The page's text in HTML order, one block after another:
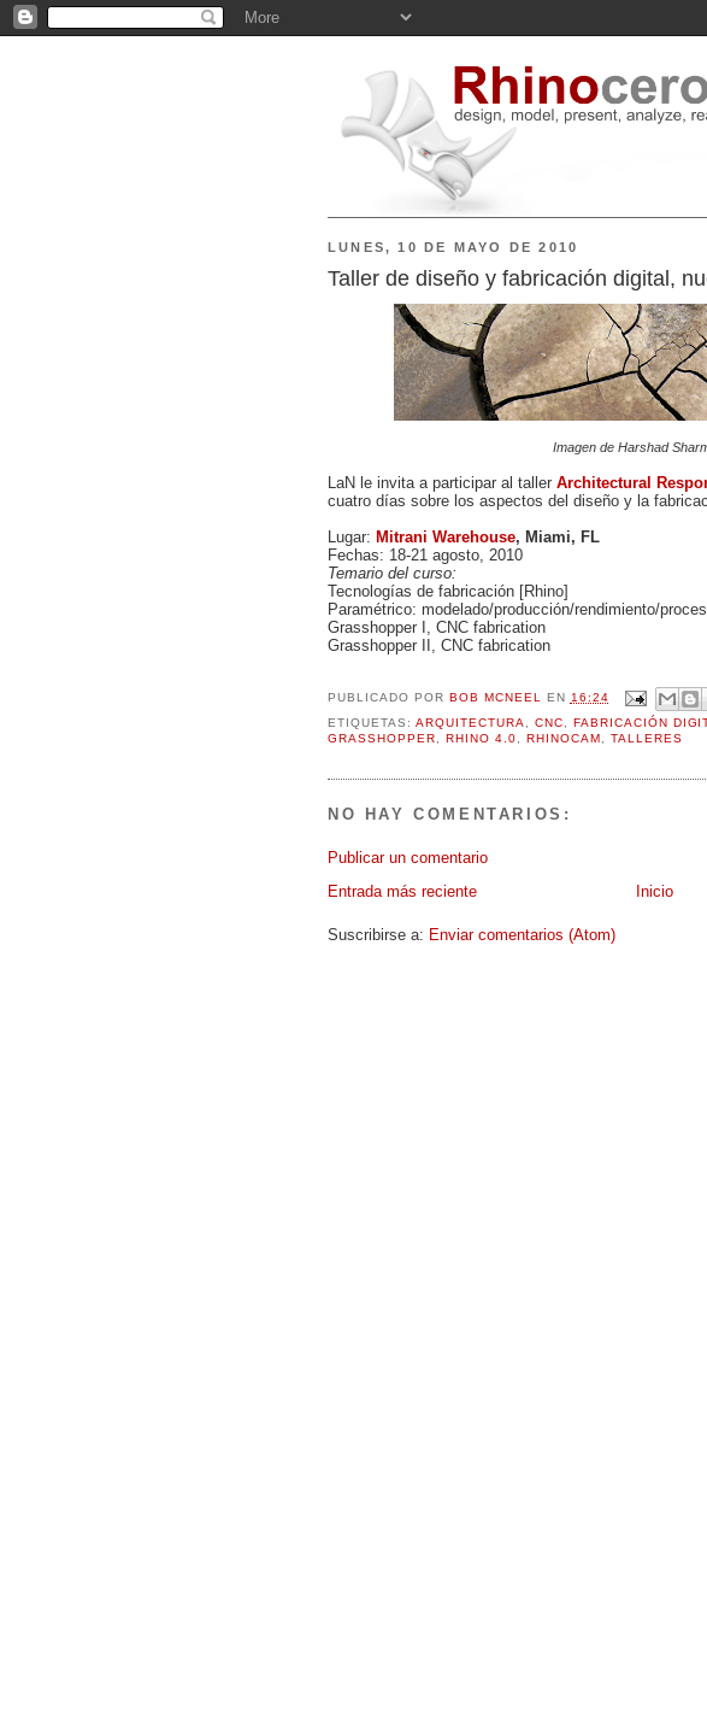
LUNES, 10 DE MAYO DE 2010
Taller de diseño y fabricación digital,
Imagen de Harshad
LaN le invita a participar al taller Architectural
cuatro días sobre los aspectos del diseño y la
Lugar: Mitrani Warehouse, Miami, FL
Fechas: 18-21 agosto, 2010
Temario del curso:
Tecnologías de fabricación [Rhino]
Paramétrico: modelado/producción/rendimiento/
Grasshopper I, CNC fabrication
Grasshopper II, CNC fabrication
PUBLICADO POR BOB MCNEEL EN 16:24
ETIQUETAS: ARQUITECTURA, CNC, FABRICACIÓN
GRASSHOPPER, RHINO 4.0, RHINOCAM , TALLERES
NO HAY COMENTARIOS:
Publicar un comentario
Entrada más reciente
Inicio
Suscribirse a: Enviar comentarios (Atom)